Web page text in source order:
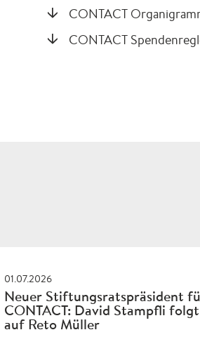
CONTACT
CONTACT
01.07.2026
Neuer Stiftungsratspräsident
CONTACT: David Stampfli folgt
auf Reto Müller